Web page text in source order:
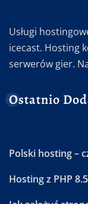
Usługi
icecast. Hosting
serwerów gier.
Ostatnio
Polski hosting –
Hosting z PHP